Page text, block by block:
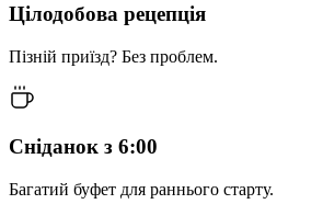
Цілодобова рецепція
Пізній приїзд? Без проблем.
Сніданок з 6:00
Багатий буфет для раннього старту.